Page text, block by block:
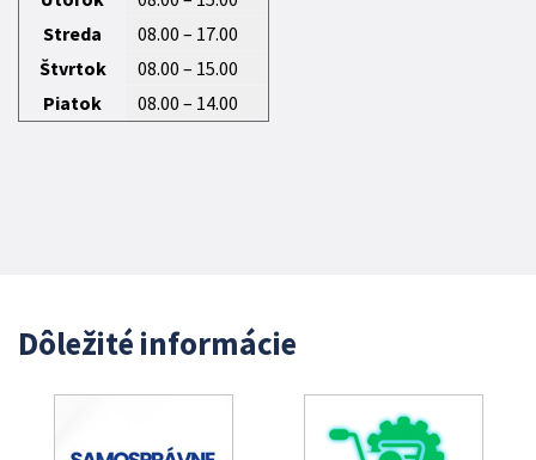
Streda
08.00 – 17.00
Štvrtok
08.00 – 15.00
Piatok
08.00 – 14.00
Dôležité informácie